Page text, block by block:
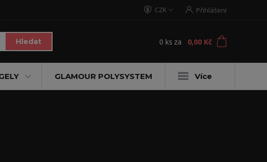
CZK Přihlášení
Hledat 0 ks za 0,00 Kč
GLAMOUR POLYSYSTEM Více